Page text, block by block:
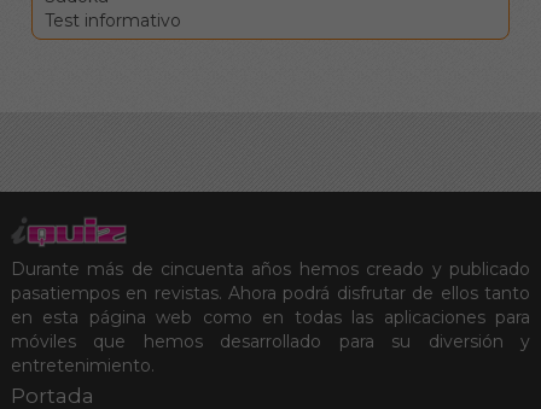
Test informativo
Durante más de cincuenta años hemos creado y publicado
pasatiempos en revistas. Ahora podrá disfrutar de ellos tanto
en esta página web como en todas las aplicaciones para
móviles que hemos desarrollado para su diversión y
entretenimiento.
Portada
definición para ir a la
puntuación final.